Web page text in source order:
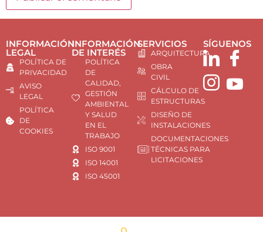
INFORMACIÓN
LEGAL
POLÍTICA DE
PRIVACIDAD
AVISO
LEGAL
POLÍTICA
DE
COOKIES
INFORMACIÓN
DE INTERÉS
POLÍTICA
DE
CALIDAD,
GESTIÓN
AMBIENTAL
Y SALUD
EN EL
TRABAJO
ISO 9001
ISO 14001
ISO 45001
SERVICIOS
ARQUITECTURA
OBRA
CIVIL
CÁLCULO DE
ESTRUCTURAS
DISEÑO DE
INSTALACIONES
DOCUMENTACIONES
TÉCNICAS PARA
LICITACIONES
SÍGUENOS